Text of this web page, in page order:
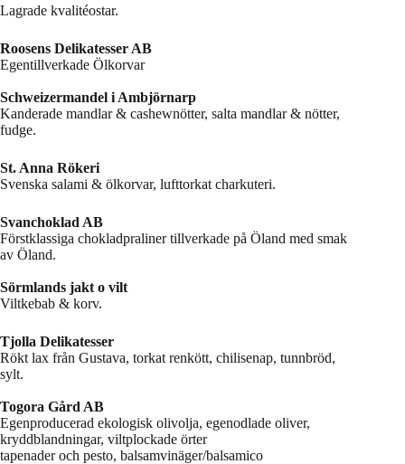
Lagrade kvalitéostar.
Roosens Delikatesser AB
Egentillverkade Ölkorvar
Schweizermandel i Ambjörnarp
Kanderade mandlar & cashewnötter, salta mandlar & nötter,
fudge.
St. Anna Rökeri
Svenska salami & ölkorvar, lufttorkat charkuteri.
Svanchoklad AB
Förstklassiga chokladpraliner tillverkade på Öland med smak
av Öland.
Sörmlands jakt o vilt
Viltkebab & korv.
Tjolla Delikatesser
Rökt lax från Gustava, torkat renkött, chilisenap, tunnbröd,
sylt.
Togora Gård AB
Egenproducerad ekologisk olivolja, egenodlade oliver,
kryddblandningar, viltplockade örter
tapenader och pesto, balsamvinäger/balsamico